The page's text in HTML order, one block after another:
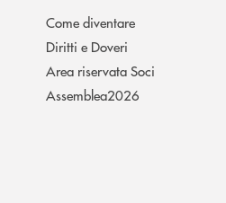
Come diventare
Diritti e Doveri
Area riservata Soci
Assemblea2026